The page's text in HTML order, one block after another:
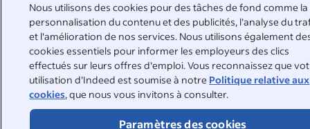
Nous utilisons des cookies pour des tâches de fond comme la
personnalisation du contenu et des publicités, l'analyse du
et l'amélioration de nos services. Nous utilisons également
cookies essentiels pour informer les employeurs des clics
effectués sur leurs offres d'emploi. Vous reconnaissez que
utilisation d'Indeed est soumise à notre Politique relative aux
cookies, que nous vous invitons à consulter.
Paramètres des cookies